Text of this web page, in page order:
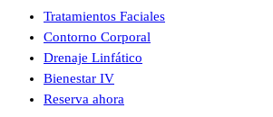
Tratamientos Faciales
Contorno Corporal
Drenaje Linfático
Bienestar IV
Reserva ahora